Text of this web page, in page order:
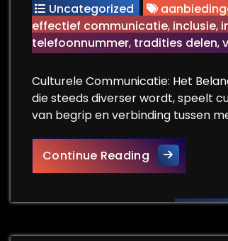
Uncategorized
effectief communicatie, inclusie,
telefoonnummer, tradities delen,
Culturele Communicatie: Het
die steeds diverser wordt, speelt
van begrip en verbinding tussen
Continue ReadingHet Belang